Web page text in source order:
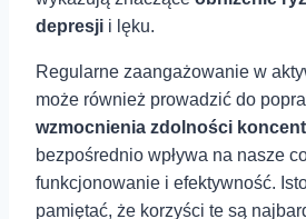
depresji i lęku.
Regularne zaangażowanie w
może ⁢również prowadzić do
wzmocnienia zdolności
bezpośrednio wpływa na nasze
funkcjonowanie i efektywność.
pamiętać, że⁢ korzyści te są⁤